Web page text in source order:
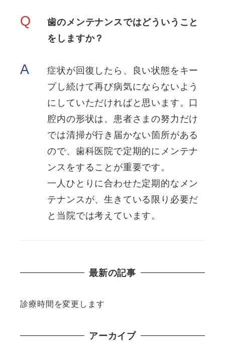
Q
歯のメンテナンスではどういうこと
をしますか？
A
症状が回復したら、良い状態をキー
プし続けて再び病気にならないよう
にしていただければと思います。口
腔内の形状は、患者さまの努力だけ
では清掃が行き届かない箇所がある
ので、歯科医院で定期的にメンテナ
ンスをすることが重要です。
一人ひとりに合わせた定期的なメン
テナンスが、生きている限り必要だ
と当院では考えています。
最新の記事
診療時間を変更します
アーカイブ